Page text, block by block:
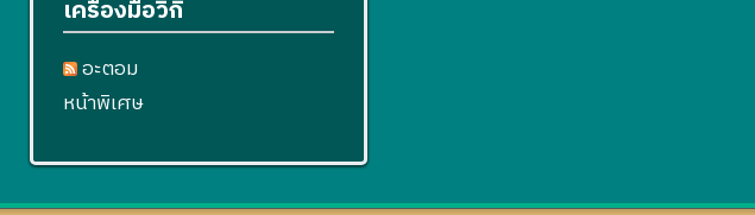
เครื่องมือวิกิ
อะตอม
หน้าพิเศษ